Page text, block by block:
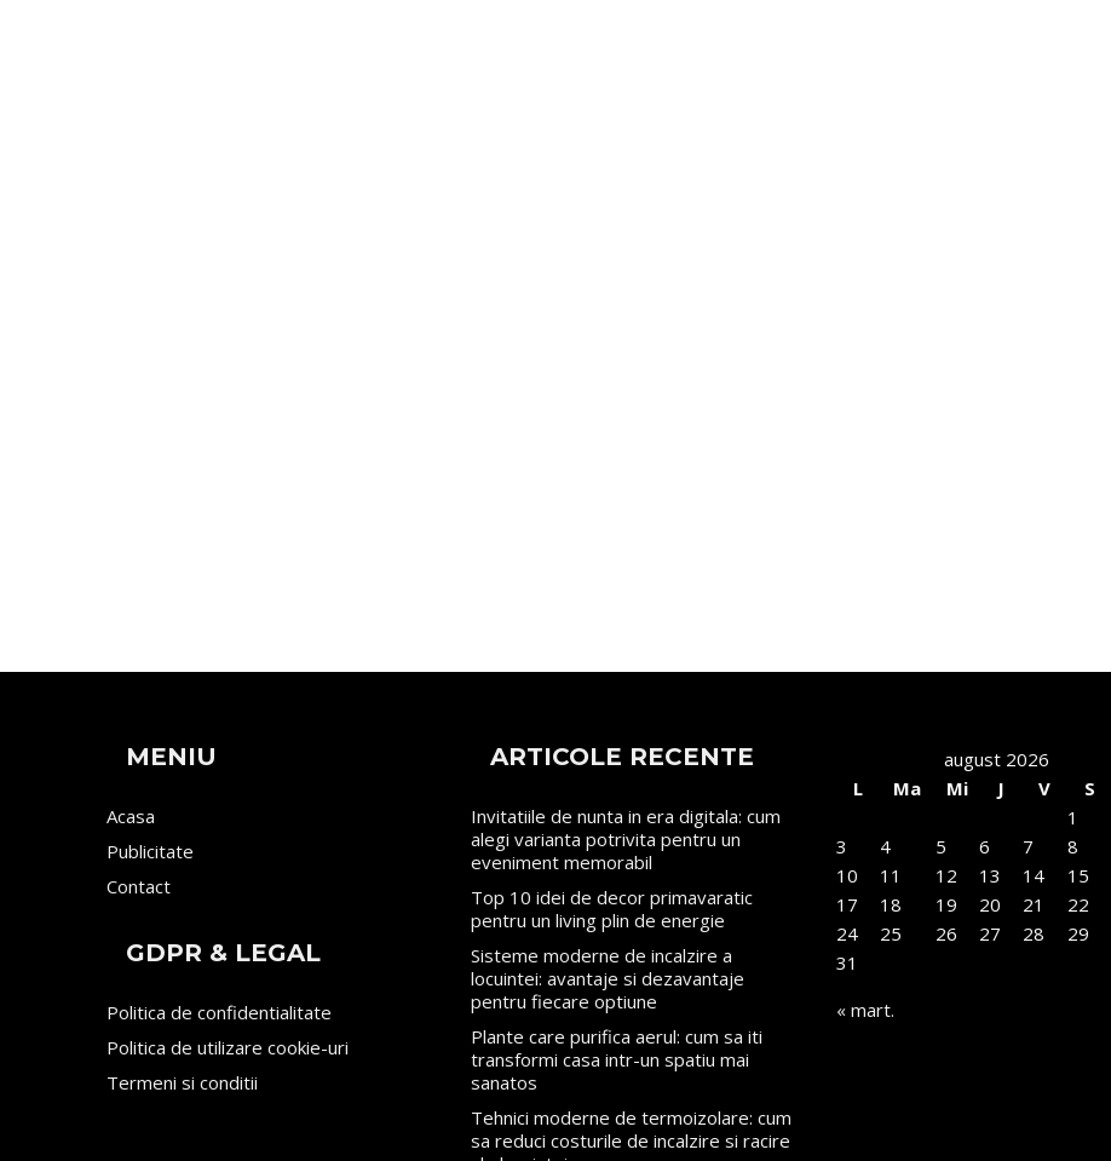
MENIU
Acasa
Publicitate
Contact
GDPR & LEGAL
Politica de confidentialitate
Politica de utilizare cookie-uri
Termeni si conditii
ARTICOLE RECENTE
Invitatiile de nunta in era digitala: cum
alegi varianta potrivita pentru un
eveniment memorabil
Top 10 idei de decor primavaratic
pentru un living plin de energie
Sisteme moderne de incalzire a
locuintei: avantaje si dezavantaje
pentru fiecare optiune
Plante care purifica aerul: cum sa iti
transformi casa intr-un spatiu mai
sanatos
Tehnici moderne de termoizolare: cum
sa reduci costurile de incalzire si racire
august 2026
L
Ma Mi J V S
1
3
4 5 6 7 8
10
11 12 13 14 15
17
18 19 20 21 22
24
25 26 27 28 29
31
« mart.